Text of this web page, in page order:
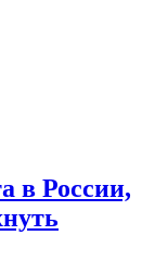
в России,